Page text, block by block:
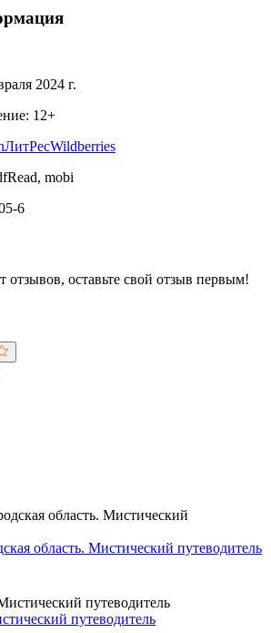
2024 г.
12+
ЛитРесWildberries
mobi
6
отзывов, оставьте свой отзыв первым!
область. Мистический путеводитель
путеводитель